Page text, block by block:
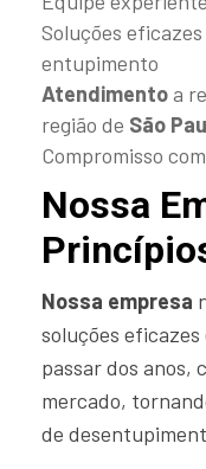
Soluções
entupimento
Atendimentoa
região de São
Compromisso
Nossa
Nossa empresa
soluções
passar dos anos,
mercado,
de